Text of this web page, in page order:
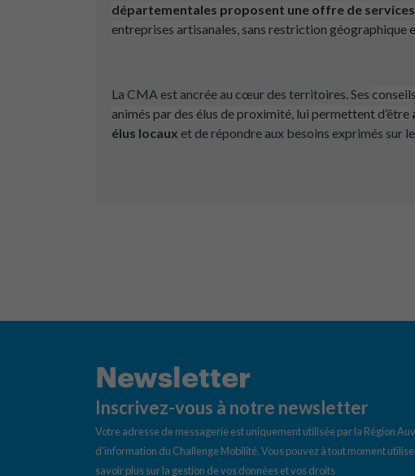
départementales proposent une offre de
entreprises artisanales, sans restriction géographique
La CMA est ancrée au cœur des territoires. Ses
animés par des élus de proximité, lui permettent d’être
élus locaux et de répondre aux besoins exprimés sur
Newsletter
Inscrivez-vous à notre newsletter
Votre adresse de messagerie est uniquement utilisée par la Région
d’information du Challenge Mobilité. Vous pouvez à tout moment
savoir plus sur la gestion de vos données et vos droits